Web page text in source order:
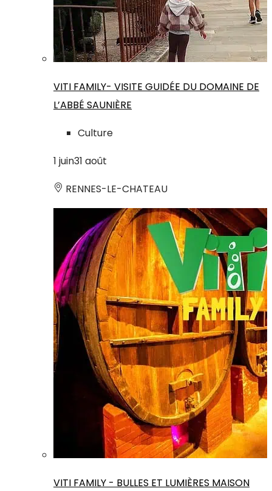
VITI FAMILY- VISITE GUIDÉE DU DOMAINE DE
L’ABBÉ SAUNIÈRE
Culture
1 juin31 août
RENNES-LE-CHATEAU
VITI FAMILY - BULLES ET LUMIÈRES MAISON